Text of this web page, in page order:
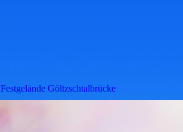
Festgelände Göltzschtalbrücke